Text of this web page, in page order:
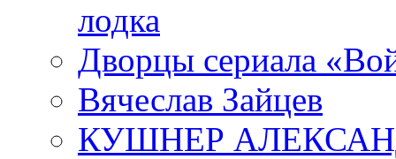
лодка
Дворцы сериала
Вячеслав Зайцев
КУШНЕР